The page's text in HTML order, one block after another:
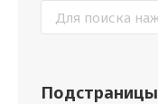
Подстраницы